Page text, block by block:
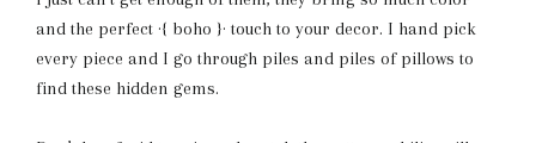
and the perfect ·{ boho }· touch to your decor. I hand pick
every piece and I go through piles and piles of pillows to
find these hidden gems.